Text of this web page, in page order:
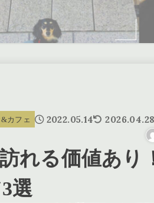
カフェ 2022.05.14 2026.04.28
れる価値あり
選